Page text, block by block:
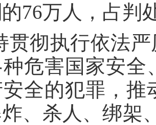
76万人，占判
彻执行依法严
危害国家安
全的犯罪，
、杀人、绑架